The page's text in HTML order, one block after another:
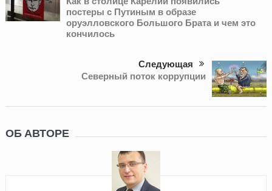
постеры с Путиным в образе
оруэлловского Большого Брата и чем это
кончилось
Следующая
Северный поток коррупции
ОБ АВТОРЕ